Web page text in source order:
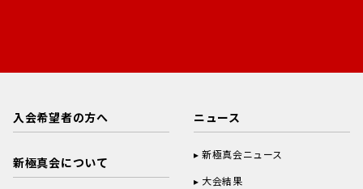
入会希望者の方へ
新極真会について
ニュース
新極真会ニュース
大会結果